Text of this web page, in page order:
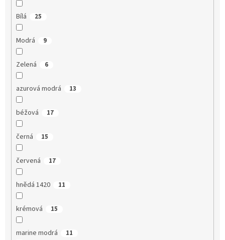
Bílá 25
Modrá 9
Zelená 6
azurová modrá 13
béžová 17
černá 15
červená 17
hnědá 1420 11
krémová 15
marine modrá 11